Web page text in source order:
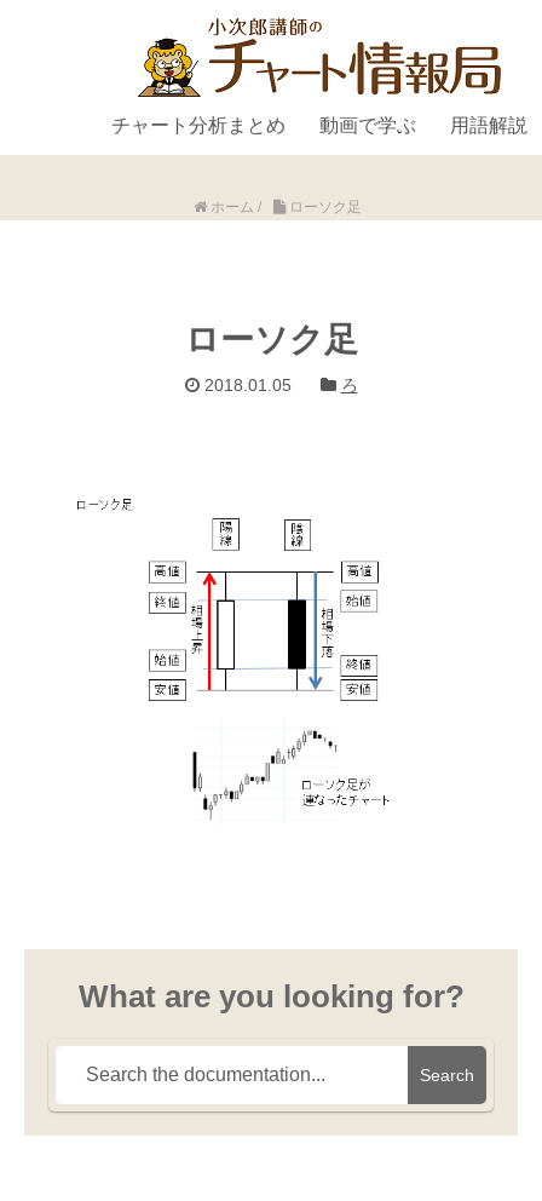
チャート分析まとめ 動画で学ぶ 用語解説
ホーム / ローソク足
ローソク足
2018.01.05 ろ
What are you looking for?
Search